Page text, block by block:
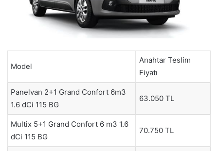
Model
Anahtar Teslim
Fiyatı
Panelvan 2+1 Grand Confort 6m3
1.6 dCi 115 BG
63.050 TL
Multix 5+1 Grand Confort 6 m3 1.6
dCi 115 BG
70.750 TL